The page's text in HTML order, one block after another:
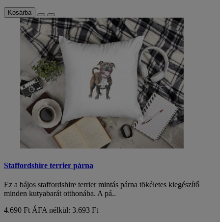
Kosárba
Staffordshire terrier párna
Ez a bájos staffordshire terrier mintás párna tökéletes kiegészítő
minden kutyabarát otthonába. A pá..
4.690 Ft ÁFA nélkül: 3.693 Ft